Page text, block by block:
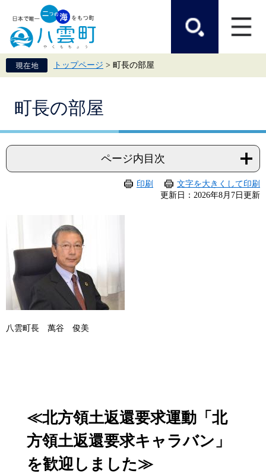
頭
で
す。
飛
ば
し
トップページ > 町長の部屋
町長の部屋
ページ内目次
印刷
文字を大きくして印刷
更新日：2026年8月7日更新
八雲町長 萬谷 俊美
≪北方領土返還要求運動「北
方領土返還要求キャラバン」
を歓迎しました≫